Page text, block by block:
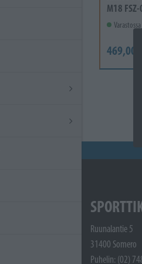
M18 FSZ-
Varastossa
469,00 €
Ruunalantie 5
31400 Somero
Puhelin: (02)